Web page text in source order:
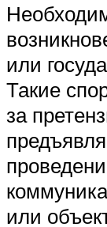
или
Такие
за
или